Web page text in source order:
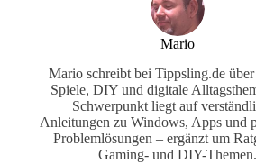
Mario
Mario schreibt bei Tippsling.de
Spiele, DIY und digitale
Schwerpunkt liegt auf
Anleitungen zu Windows, Apps und
Problemlösungen – ergänzt um
Gaming- und DIY-Themen.